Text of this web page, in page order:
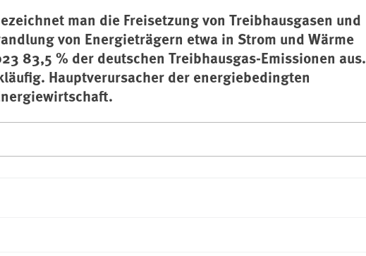
man die Freisetzung von Treibhausgasen und
von Energieträgern etwa in Strom und Wärme
83,5 % der deutschen Treibhausgas-Emissionen aus.
Hauptverursacher der energiebedingten